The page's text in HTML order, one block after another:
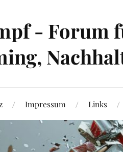
- Forum
Impressum Links